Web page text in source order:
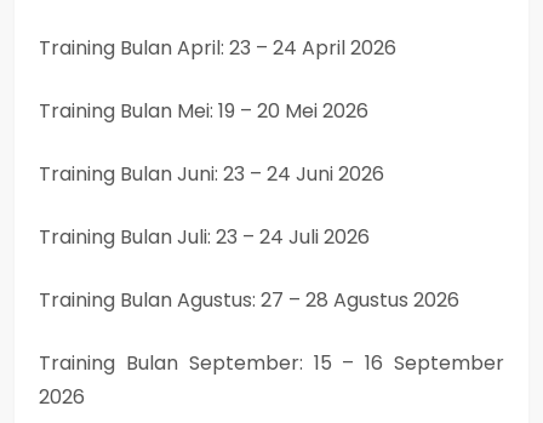
Training Bulan April: 23 – 24 April 2026
Training Bulan Mei: 19 – 20 Mei 2026
Training Bulan Juni: 23 – 24 Juni 2026
Training Bulan Juli: 23 – 24 Juli 2026
Training Bulan Agustus: 27 – 28 Agustus 2026
Training Bulan September: 15 – 16 September
2026